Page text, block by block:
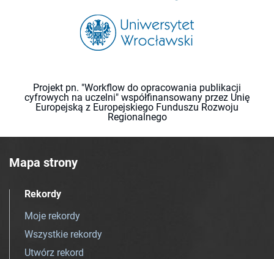
Projekt pn. "Workflow do opracowania publikacji
cyfrowych na uczelni" współfinansowany przez Unię
Europejską z Europejskiego Funduszu Rozwoju
Regionalnego
Mapa strony
Rekordy
Moje rekordy
Wszystkie rekordy
Utwórz rekord